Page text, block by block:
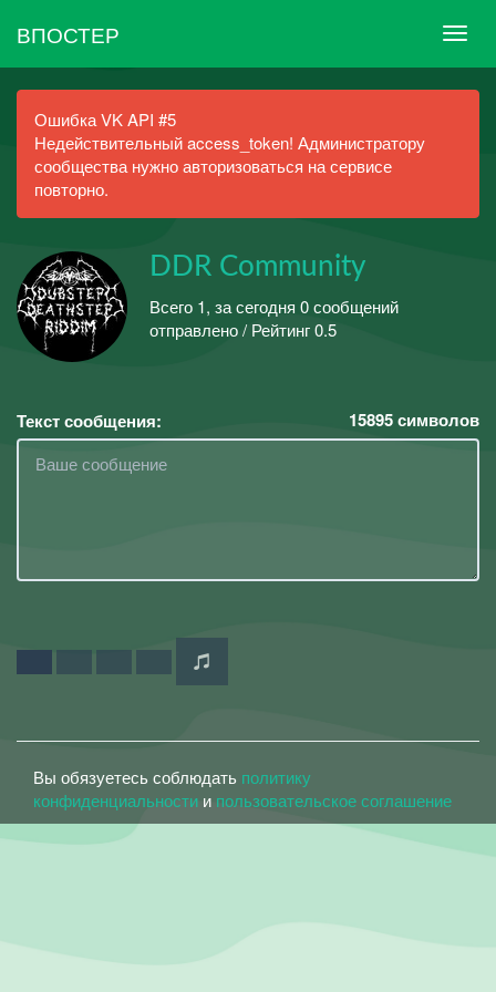
ВПОСТЕР
Ошибка VK API #5
Недействительный access_token! Администратору
сообщества нужно авторизоваться на сервисе
повторно.
DDR Community
Всего 1, за сегодня 0 сообщений
отправлено / Рейтинг 0.5
Текст сообщения: 15895символов
Вы обязуетесь соблюдать политику
конфиденциальности и пользовательское соглашение